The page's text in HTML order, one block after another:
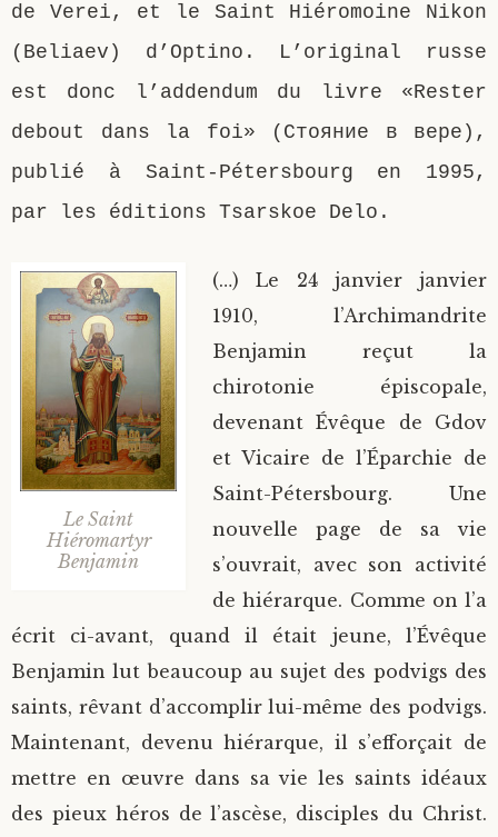
de Verei, et le Saint Hiéromoine Nikon
(Beliaev) d’Optino. L’original russe
est donc l’addendum du livre «Rester
debout dans la foi» (Стояние в вере),
publié à Saint-Pétersbourg en 1995,
par les éditions Tsarskoe Delo.
Le Saint
Hiéromartyr
Benjamin
(…) Le 24 janvier janvier
1910, l’Archimandrite
Benjamin reçut la
chirotonie épiscopale,
devenant Évêque de Gdov
et Vicaire de l’Éparchie de
Saint-Pétersbourg. Une
nouvelle page de sa vie
s’ouvrait, avec son activité
de hiérarque. Comme on l’a
écrit ci-avant, quand il était jeune, l’Évêque
Benjamin lut beaucoup au sujet des podvigs des
saints, rêvant d’accomplir lui-même des podvigs.
Maintenant, devenu hiérarque, il s’efforçait de
mettre en œuvre dans sa vie les saints idéaux
des pieux héros de l’ascèse, disciples du Christ.